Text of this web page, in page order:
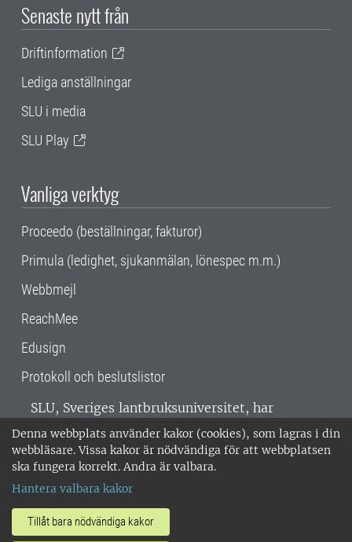
Denna webbplats använder kakor (cookies), som lagras i din
webbläsare. Vissa kakor är nödvändiga för att webbplatsen
ska fungera korrekt. Andra är valbara.
Hantera valbara kakor
Tillåt bara nödvändiga kakor
Senaste nytt från
Driftinformation
Lediga anställningar
SLU i media
SLU Play
Vanliga verktyg
Proceedo (beställningar, fakturor)
Primula (ledighet, sjukanmälan, lönespec m.m.)
Webbmejl
ReachMee
Edusign
Protokoll och beslutslistor
SLU, Sveriges lantbruksuniversitet, har
verksamhet över hela Sverige. Huvudorter är
Alnarp, Uppsala och Umeå.SLU är
miljöcertifierat enligt ISO 14001. •
018-67 10 00 • Org nr: 202100-2817 •
Om SLU:s webbplatser